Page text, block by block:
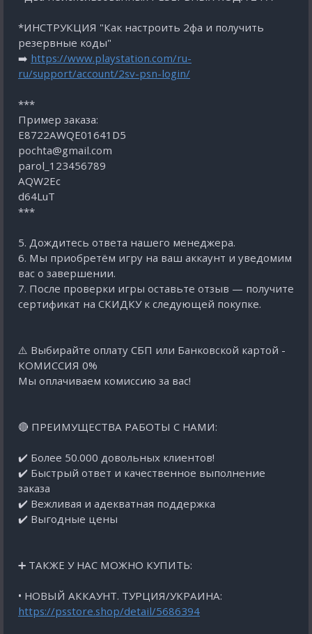
*ИНСТРУКЦИЯ "Как настроить 2фа и получить
резервные коды"
➡️ https://www.playstation.com/ru-
ru/support/account/2sv-psn-login/
***
Пример заказа:
E8722AWQE01641D5
pochta@gmail.com
parol_123456789
AQW2Eс
d64LuT
***
5. Дождитесь ответа нашего менеджера.
6. Мы приобретём игру на ваш аккаунт и уведомим
вас о завершении.
7. После проверки игры оставьте отзыв — получите
сертификат на СКИДКУ к следующей покупке.
⚠️ Выбирайте оплату СБП или Банковской картой -
КОМИССИЯ 0%
Мы оплачиваем комиссию за вас!
🔴 ПРЕИМУЩЕСТВА РАБОТЫ С НАМИ:
✔️ Более 50.000 довольных клиентов!
✔️ Быстрый ответ и качественное выполнение
заказа
✔️ Вежливая и адекватная поддержка
✔️ Выгодные цены
➕ ТАКЖЕ У НАС МОЖНО КУПИТЬ:
• НОВЫЙ АККАУНТ. ТУРЦИЯ/УКРАИНА:
https://psstore.shop/detail/5686394